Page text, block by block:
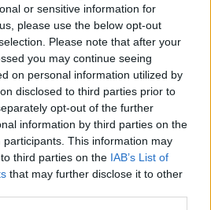
or sensitive information for
please use the below opt-out
Please note that after your
you may continue seeing
on personal information utilized by
disclosed to third parties prior to
opt-out of the further
information by third parties on the
participants. This information may
third parties on the IAB’s List of
that may further disclose it to other
τέτοιο μηχανισμό
είναι μια μορφή
όπως την ονομάζει:τα
με δικά τους
πιο περιορισμένα
από ένα chatbot ένα αστείο,
ελαφρώς διαφορετικές